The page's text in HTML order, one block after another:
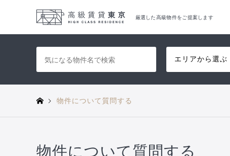
厳選した高級物件をご提案します
エリアから選ぶ
物件について質問する
物件について質問する